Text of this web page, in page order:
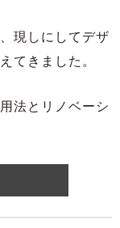
現しにしてデザ
てきました。
法とリノベーシ